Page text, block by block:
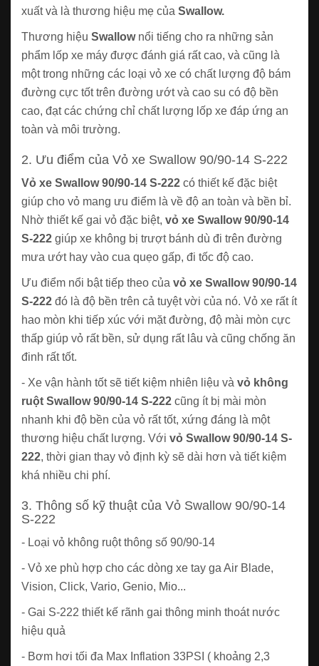
xuất và là thương hiệu mẹ của Swallow.
Thương hiệu Swallownổi tiếng cho ra những sản
phẩm lốp xe máy được đánh giá rất cao, và cũng là
một trong những các loại vỏ xe có chất lượng độ bám
đường cực tốt trên đường ướt và cao su có độ bền
cao, đạt các chứng chỉ chất lượng lốp xe đáp ứng an
toàn và môi trường.
2. Ưu điểm của Vỏ xe Swallow 90/90-14 S-222
Vỏ xe Swallow 90/90-14 S-222 có thiết kế đặc biệt
giúp cho vỏ mang ưu điểm là về độ an toàn và bền bỉ.
Nhờ thiết kế gai vỏ đặc biệt, vỏ xe Swallow 90/90-14
S-222 giúp xe không bị trượt bánh dù đi trên đường
mưa ướt hay vào cua quẹo gấp, đi tốc độ cao.
Ưu điểm nổi bật tiếp theo của vỏ xe Swallow 90/90-14
S-222 đó là độ bền trên cả tuyệt vời của nó. Vỏ xe rất ít
hao mòn khi tiếp xúc với mặt đường, độ mài mòn cực
thấp giúp vỏ rất bền, sử dụng rất lâu và cũng chống ăn
đinh rất tốt.
- Xe vận hành tốt sẽ tiết kiệm nhiên liệu và vỏ không
ruột Swallow 90/90-14 S-222 cũng ít bị mài mòn
nhanh khi độ bền của vỏ rất tốt, xứng đáng là một
thương hiệu chất lượng. Với vỏ Swallow 90/90-14 S-
222, thời gian thay vỏ định kỳ sẽ dài hơn và tiết kiệm
khá nhiều chi phí.
3. Thông số kỹ thuật của Vỏ Swallow 90/90-14
S-222
- Loại vỏ không ruột thông số 90/90-14
- Vỏ xe phù hợp cho các dòng xe tay ga Air Blade,
Vision, Click, Vario, Genio, Mio...
- Gai S-222 thiết kế rãnh gai thông minh thoát nước
hiệu quả
- Bơm hơi tối đa Max Inflation 33PSI ( khoảng 2,3